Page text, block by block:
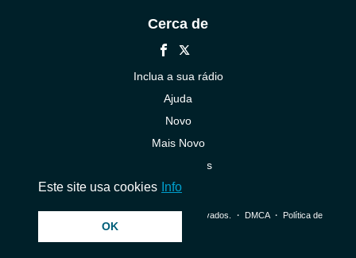
Cerca de
Inclua a sua rádio
Ajuda
Novo
Mais Novo
Contacte-nos
© 2026 InstantAudio. Todos os direitos reservados. ・ DMCA・ Política de
Este site usa cookies Info
OK